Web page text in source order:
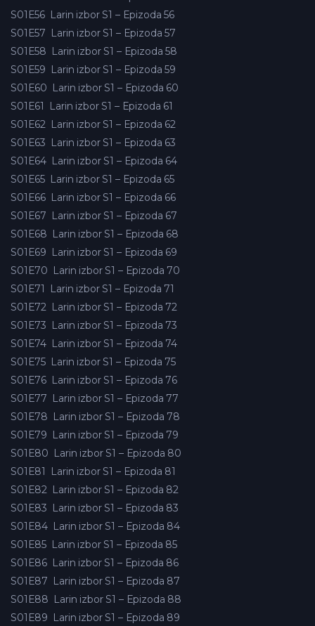
S01E56 Larin izbor S1 – Epizoda 56
S01E57 Larin izbor S1 – Epizoda 57
S01E58 Larin izbor S1 – Epizoda 58
S01E59 Larin izbor S1 – Epizoda 59
S01E60 Larin izbor S1 – Epizoda 60
S01E61
Larin izbor S1 – Epizoda 61
S01E62 Larin izbor S1 – Epizoda 62
S01E63 Larin izbor S1 – Epizoda 63
S01E64 Larin izbor S1 – Epizoda 64
S01E65 Larin izbor S1 – Epizoda 65
S01E66 Larin izbor S1 – Epizoda 66
S01E67 Larin izbor S1 – Epizoda 67
S01E68 Larin izbor S1 – Epizoda 68
S01E69 Larin izbor S1 – Epizoda 69
S01E70 Larin izbor S1 – Epizoda 70
S01E71
Larin izbor S1 – Epizoda 71
S01E72 Larin izbor S1 – Epizoda 72
S01E73 Larin izbor S1 – Epizoda 73
S01E74 Larin izbor S1 – Epizoda 74
S01E75 Larin izbor S1 – Epizoda 75
S01E76 Larin izbor S1 – Epizoda 76
S01E77 Larin izbor S1 – Epizoda 77
S01E78 Larin izbor S1 – Epizoda 78
S01E79 Larin izbor S1 – Epizoda 79
S01E80 Larin izbor S1 – Epizoda 80
S01E81
Larin izbor S1 – Epizoda 81
S01E82 Larin izbor S1 – Epizoda 82
S01E83 Larin izbor S1 – Epizoda 83
S01E84 Larin izbor S1 – Epizoda 84
S01E85 Larin izbor S1 – Epizoda 85
S01E86 Larin izbor S1 – Epizoda 86
S01E87 Larin izbor S1 – Epizoda 87
S01E88 Larin izbor S1 – Epizoda 88
S01E89 Larin izbor S1 – Epizoda 89